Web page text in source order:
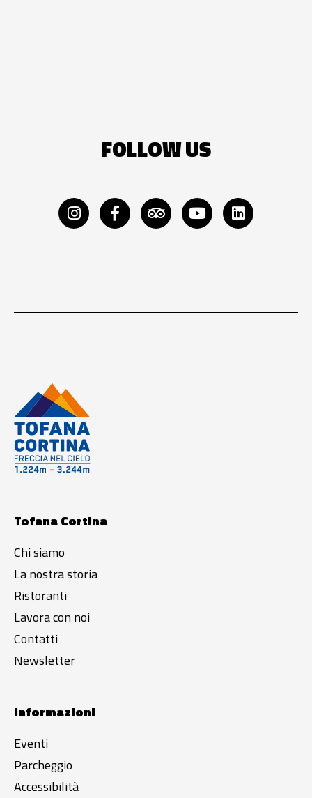
FOLLOW US
InstagramFacebook-
f
Tripadvisor
YoutubeLinkedin
Tofana Cortina
Chi siamo
La nostra storia
Ristoranti
Lavora con noi
Contatti
Newsletter
Informazioni
Eventi
Parcheggio
Accessibilità